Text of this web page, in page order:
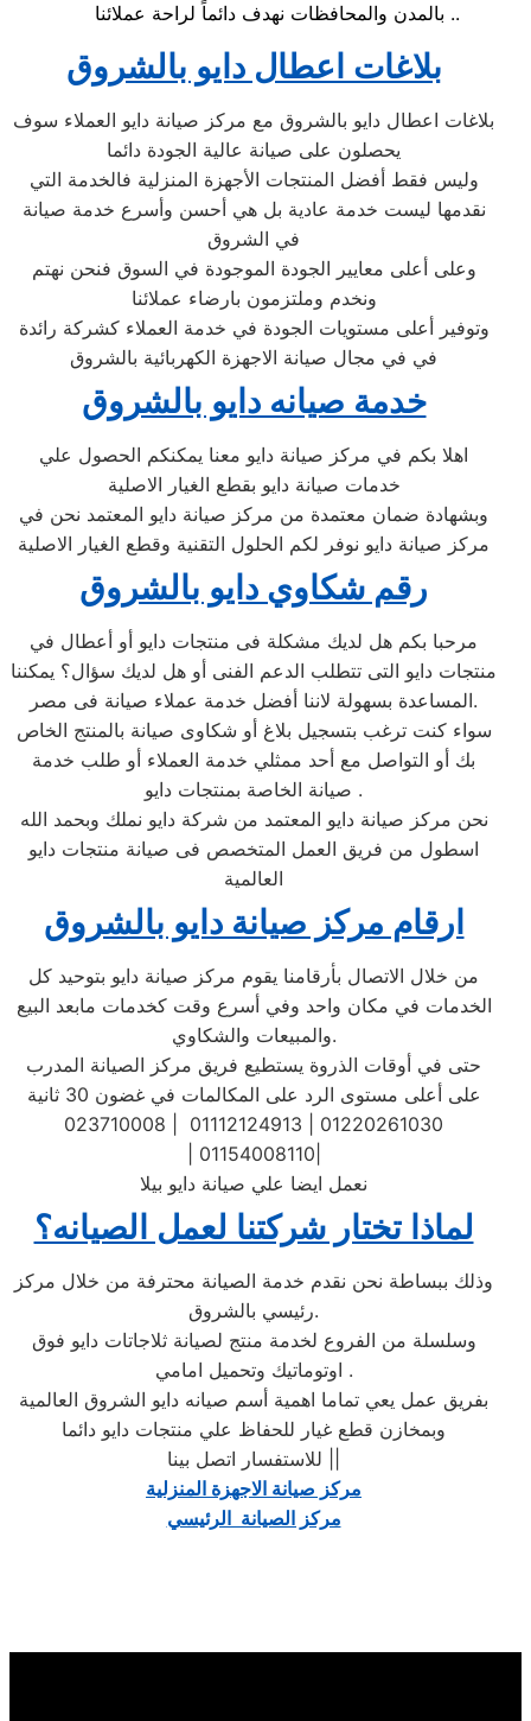
بالمدن والمحافظات نهدف دائماً لراحة عملائنا ..
بلاغات اعطال دايو بالشروق
بلاغات اعطال دايو بالشروق مع مركز صيانة دايو العملاء سوف
يحصلون على صيانة عالية الجودة دائما
وليس فقط أفضل المنتجات الأجهزة المنزلية فالخدمة التي
نقدمها ليست خدمة عادية بل هي أحسن وأسرع خدمة صيانة
في الشروق
وعلى أعلى معايير الجودة الموجودة في السوق فنحن نهتم
ونخدم وملتزمون بارضاء عملائنا
وتوفير أعلى مستويات الجودة في خدمة العملاء كشركة رائدة
في في مجال صيانة الاجهزة الكهربائية بالشروق
خدمة صيانه دايو بالشروق
اهلا بكم في مركز صيانة دايو معنا يمكنكم الحصول علي
خدمات صيانة دايو بقطع الغيار الاصلية
وبشهادة ضمان معتمدة من مركز صيانة دايو المعتمد نحن في
مركز صيانة دايو نوفر لكم الحلول التقنية وقطع الغيار الاصلية
رقم شكاوي دايو بالشروق
مرحبا بكم هل لديك مشكلة فى منتجات دايو أو أعطال في
منتجات دايو التى تتطلب الدعم الفنى أو هل لديك سؤال؟ يمكننا
المساعدة بسهولة لاننا أفضل خدمة عملاء صيانة فى مصر.
سواء كنت ترغب بتسجيل بلاغ أو شكاوى صيانة بالمنتج الخاص
بك أو التواصل مع أحد ممثلي خدمة العملاء أو طلب خدمة
صيانة الخاصة بمنتجات دايو .
نحن مركز صيانة دايو المعتمد من شركة دايو نملك وبحمد الله
اسطول من فريق العمل المتخصص فى صيانة منتجات دايو
العالمية
ارقام مركز صيانة دايو بالشروق
من خلال الاتصال بأرقامنا يقوم مركز صيانة دايو بتوحيد كل
الخدمات في مكان واحد وفي أسرع وقت كخدمات مابعد البيع
والمبيعات والشكاوي.
حتى في أوقات الذروة يستطيع فريق مركز الصيانة المدرب
على أعلى مستوى الرد على المكالمات في غضون 30 ثانية
023710008 | 01112124913 | 01220261030
| 01154008110|
نعمل ايضا علي صيانة دايو بيلا
لماذا تختار شركتنا لعمل الصيانه؟
وذلك ببساطة نحن نقدم خدمة الصيانة محترفة من خلال مركز
رئيسي بالشروق.
وسلسلة من الفروع لخدمة منتج لصيانة ثلاجاتات دايو فوق
اوتوماتيك وتحميل امامي .
بفريق عمل يعي تماما اهمية أسم صيانه دايو الشروق العالمية
وبمخازن قطع غيار للحفاظ علي منتجات دايو دائما
مركز صيانة الاجهزة المنزلية
مركز الصيانة الرئيسي